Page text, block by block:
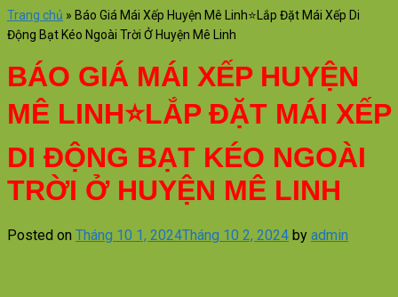
Trang chủ » Báo Giá Mái Xếp Huyện Mê Linh⭐Lắp Đặt Mái Xếp Di
Động Bạt Kéo Ngoài Trời Ở Huyện Mê Linh
BÁO GIÁ MÁI XẾP HUYỆN
MÊ LINH⭐LẮP ĐẶT MÁI XẾP
DI ĐỘNG BẠT KÉO NGOÀI
TRỜI Ở HUYỆN MÊ LINH
Posted on Tháng 10 1, 2024Tháng 10 2, 2024 by admin